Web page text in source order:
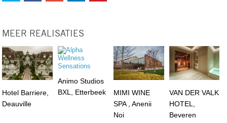
MEER REALISATIES
Hotel Barriere,
Deauville
Animo Studios
BXL, Etterbeek
MIMI WINE
SPA , Anenii
Noi
VAN DER VALK
HOTEL,
Beveren